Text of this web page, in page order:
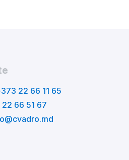
22 66 11 65
66 51 67